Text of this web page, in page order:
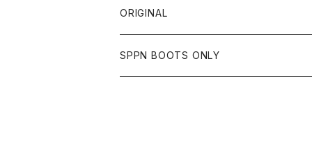
SHIRTS
OTHER
TOPS
VIN&AGE
WEAR
HARLEY DAVIDSON
DIN MARKET
STREAM TRAIL
BAG
SLOW WEAR LION
STANCE
ORIGINAL
TOPS
SPPN BOOTS ONLY